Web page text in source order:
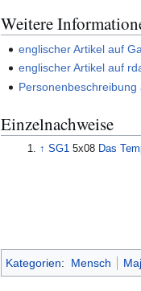
g
Weitere
englischer Artikel auf
englischer Artikel auf
Einzelnachweise
↑ SG1 5x08 Das
Kategorien: Mensch